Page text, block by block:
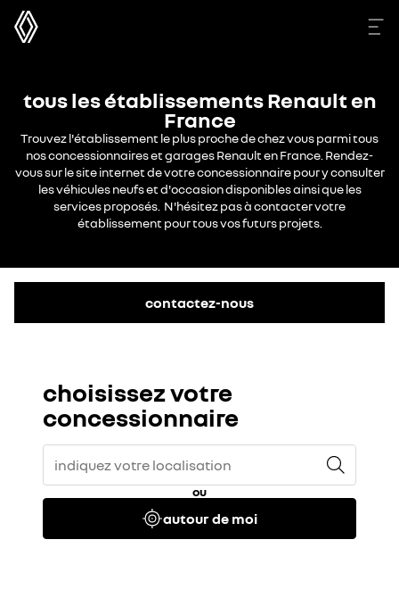
tous les établissements Renault en
France
Trouvez l'établissement le plus proche de chez vous parmi tous
nos concessionnaires et garages Renault en France. Rendez-
vous sur le site internet de votre concessionnaire pour y consulter
les véhicules neufs et d'occasion disponibles ainsi que les
services proposés. N'hésitez pas à contacter votre
établissement pour tous vos futurs projets.
contactez-nous
choisissez votre
concessionnaire
ou
autour de moi